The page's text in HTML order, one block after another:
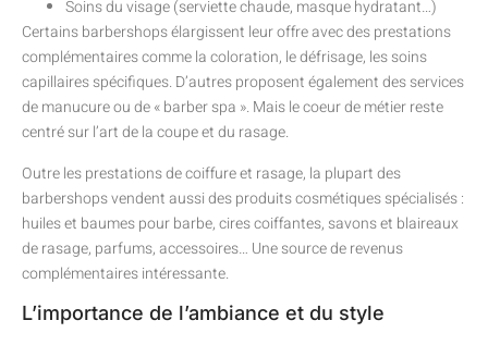
Soins du visage (serviette chaude, masque hydratant…)
Certains barbershops élargissent leur offre avec des prestations
complémentaires comme la coloration, le défrisage, les soins
capillaires spécifiques. D’autres proposent également des services
de manucure ou de « barber spa ». Mais le coeur de métier reste
centré sur l’art de la coupe et du rasage.
Outre les prestations de coiffure et rasage, la plupart des
barbershops vendent aussi des produits cosmétiques spécialisés :
huiles et baumes pour barbe, cires coiffantes, savons et blaireaux
de rasage, parfums, accessoires… Une source de revenus
complémentaires intéressante.
L’importance de l’ambiance et du style